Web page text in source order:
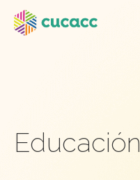
Educación